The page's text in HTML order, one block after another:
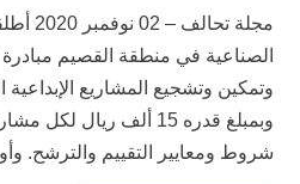
مجلة
الصناعية في منطقة القصيم
وتمكين وتشجيع المشاريع الإبداعية
وبمبلغ قدره 15 ألف
شروط ومعايير التقييم والترشح.